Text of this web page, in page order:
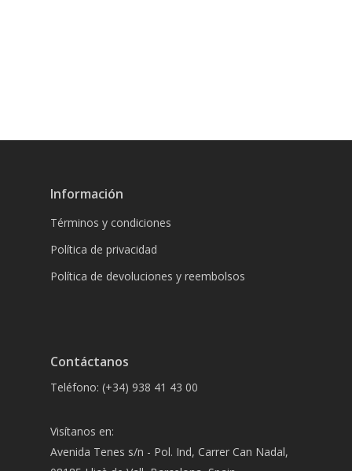
Información
Términos y condiciones
Política de privacidad
Política de devoluciones y reembolsos
Contáctanos
Teléfono: (+34) 938 41 43 00
Visítanos en:
Avenida Tenes s/n - Pol. Ind, Carrer Can Nadal,